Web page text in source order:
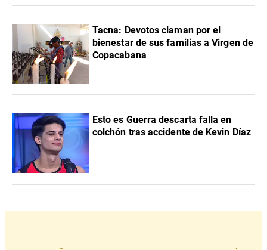
Tacna: Devotos claman por el
bienestar de sus familias a Virgen de
Copacabana
Esto es Guerra descarta falla en
colchón tras accidente de Kevin Díaz